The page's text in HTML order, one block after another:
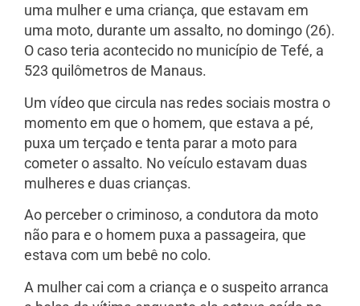
uma mulher e uma criança, que estavam em
uma moto, durante um assalto, no domingo (26).
O caso teria acontecido no município de Tefé, a
523 quilômetros de Manaus.
Um vídeo que circula nas redes sociais mostra o
momento em que o homem, que estava a pé,
puxa um terçado e tenta parar a moto para
cometer o assalto. No veículo estavam duas
mulheres e duas crianças.
Ao perceber o criminoso, a condutora da moto
não para e o homem puxa a passageira, que
estava com um bebê no colo.
A mulher cai com a criança e o suspeito arranca